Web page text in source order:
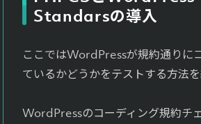
Standarsの導入
ここではWordPressが規約通りに
ているかどうかをテストする方法を
WordPressのコーディング規約チ